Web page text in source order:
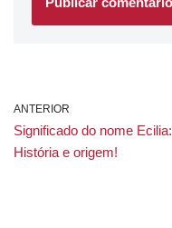
ANTERIOR
Significado do nome Ecilia:
História e origem!